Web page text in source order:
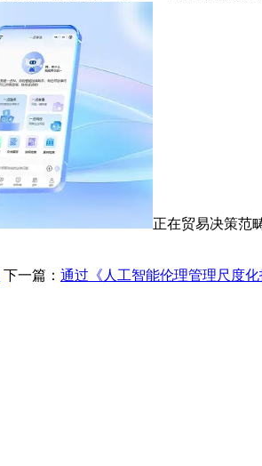
正在贸易决策范
下一篇： 通过《人工智能伦理管理尺度